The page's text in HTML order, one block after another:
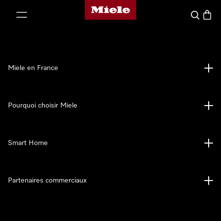
Page d'accueil Miele
Search
Miele en France
Pourquoi choisir Miele
Smart Home
Partenaires commerciaux